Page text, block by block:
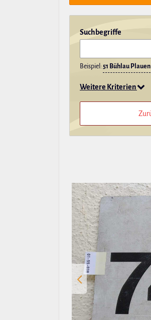
Such­be­griffe
Beispiel: 51 Bühlau Plauen
Weitere Kriterien